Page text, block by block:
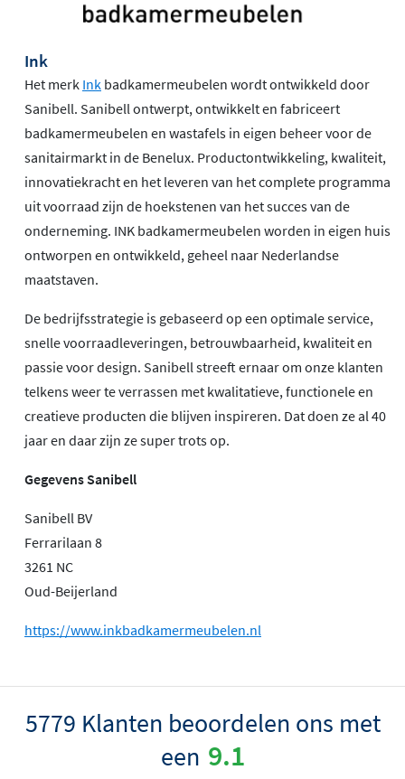
Ink
Het merk Ink badkamermeubelen wordt ontwikkeld door
Sanibell. Sanibell ontwerpt, ontwikkelt en fabriceert
badkamermeubelen en wastafels in eigen beheer voor de
sanitairmarkt in de Benelux. Productontwikkeling, kwaliteit,
innovatiekracht en het leveren van het complete programma
uit voorraad zijn de hoekstenen van het succes van de
onderneming. INK badkamermeubelen worden in eigen huis
ontworpen en ontwikkeld, geheel naar Nederlandse
maatstaven.
De bedrijfsstrategie is gebaseerd op een optimale service,
snelle voorraadleveringen, betrouwbaarheid, kwaliteit en
passie voor design. Sanibell streeft ernaar om onze klanten
telkens weer te verrassen met kwalitatieve, functionele en
creatieve producten die blijven inspireren. Dat doen ze al 40
jaar en daar zijn ze super trots op.
Gegevens Sanibell
Sanibell BV
Ferrarilaan 8
3261 NC
Oud-Beijerland
https://www.inkbadkamermeubelen.nl
5779 Klanten beoordelen ons met
een 9.1